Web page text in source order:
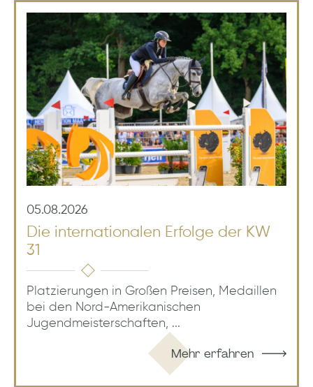
05.08.2026
Die internationalen Erfolge der KW
31
Platzierungen in Großen Preisen, Medaillen
bei den Nord-Amerikanischen
Jugendmeisterschaften, ...
Mehr erfahren